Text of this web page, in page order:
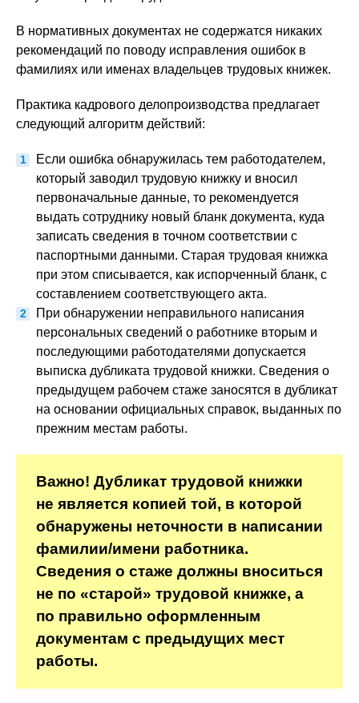
В нормативных документах не содержатся никаких
рекомендаций по поводу исправления ошибок в
фамилиях или именах владельцев трудовых книжек.
Практика кадрового делопроизводства предлагает
следующий алгоритм действий:
Если ошибка обнаружилась тем работодателем,
который заводил трудовую книжку и вносил
первоначальные данные, то рекомендуется
выдать сотруднику новый бланк документа, куда
записать сведения в точном соответствии с
паспортными данными. Старая трудовая книжка
при этом списывается, как испорченный бланк, с
составлением соответствующего акта.
При обнаружении неправильного написания
персональных сведений о работнике вторым и
последующими работодателями допускается
выписка дубликата трудовой книжки. Сведения о
предыдущем рабочем стаже заносятся в дубликат
на основании официальных справок, выданных по
прежним местам работы.
Важно! Дубликат трудовой книжки
не является копией той, в которой
обнаружены неточности в написании
фамилии/имени работника.
Сведения о стаже должны вноситься
не по «старой» трудовой книжке, а
по правильно оформленным
документам с предыдущих мест
работы.